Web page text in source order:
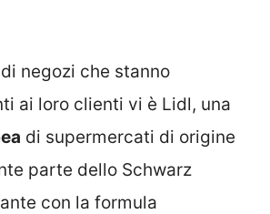
negozi che stanno
ai loro clienti vi è Lidl, una
di supermercati di origine
parte dello Schwarz
con la formula